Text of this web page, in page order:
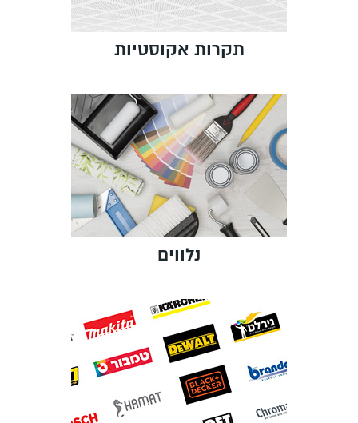
תקרות אקוסטיות
נלווים